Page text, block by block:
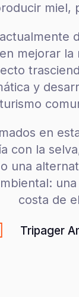
miel,
mejorar
y
en
con la
una
costa de
Tripager